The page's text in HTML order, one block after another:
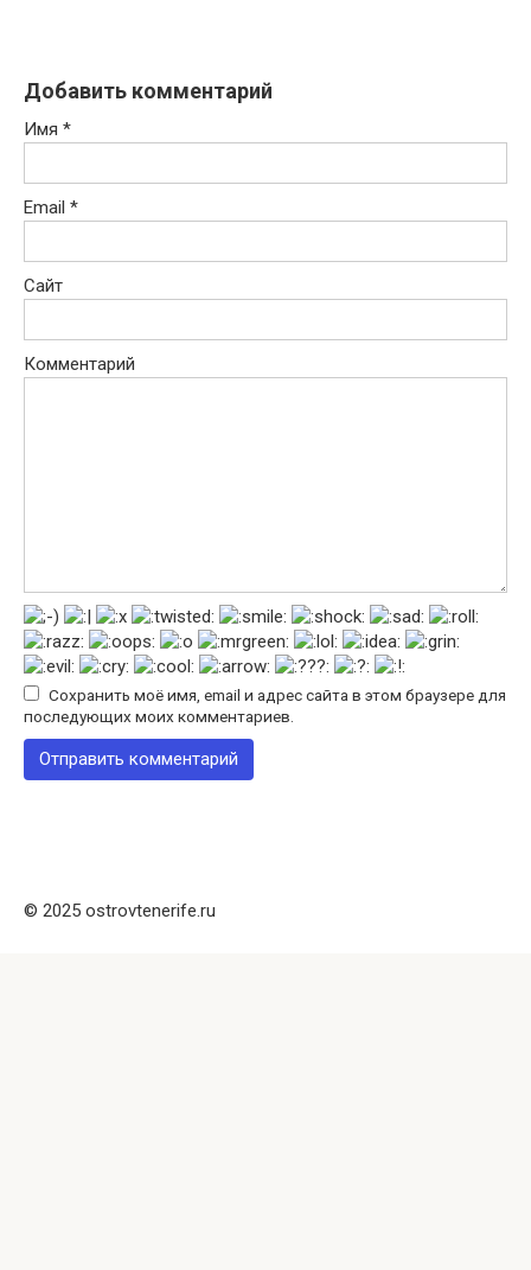
Добавить комментарий
Имя *
Email *
Сайт
Комментарий
Сохранить моё имя, email и адрес сайта в этом браузере для
последующих моих комментариев.
© 2025 ostrovtenerife.ru